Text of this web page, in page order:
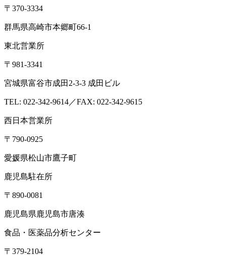
〒370-3334
群馬県高崎市本郷町66-1
東北営業所
〒981-3341
宮城県富谷市成田2-3-3 成田ビル
TEL: 022-342-9614／FAX: 022-342-9615
西日本営業所
〒790-0925
愛媛県松山市鷹子町
鹿児島駐在所
〒890-0081
鹿児島県鹿児島市唐湊
食品・医薬品分析センター
〒379-2104